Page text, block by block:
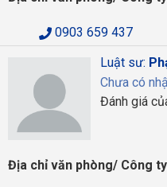
0903 659 437
Luật sư:
Chưa có
Đánh giá
Địa chỉ văn phòng/ Công